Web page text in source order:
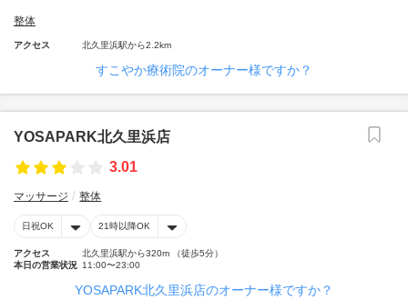
整体
アクセス 北久里浜駅から2.2km
すこやか療術院のオーナー様ですか？
YOSAPARK北久里浜店
3.01
マッサージ 整体
日祝OK 21時以降OK
アクセス
北久里浜駅から320m （徒歩5分）
本日の営業状況 11:00〜23:00
YOSAPARK北久里浜店のオーナー様ですか？